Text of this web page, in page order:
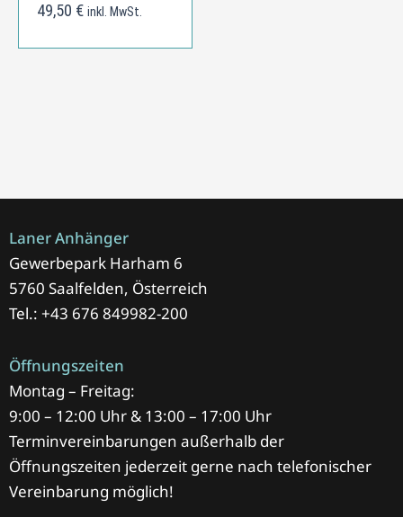
49,50 € inkl. MwSt.
Laner Anhänger
Gewerbepark Harham 6
5760 Saalfelden, Österreich
Tel.: +43 676 849982-200
Öffnungszeiten
Montag – Freitag:
9:00 – 12:00 Uhr & 13:00 – 17:00 Uhr
Terminvereinbarungen außerhalb der
Öffnungszeiten jederzeit gerne nach telefonischer
Vereinbarung möglich!